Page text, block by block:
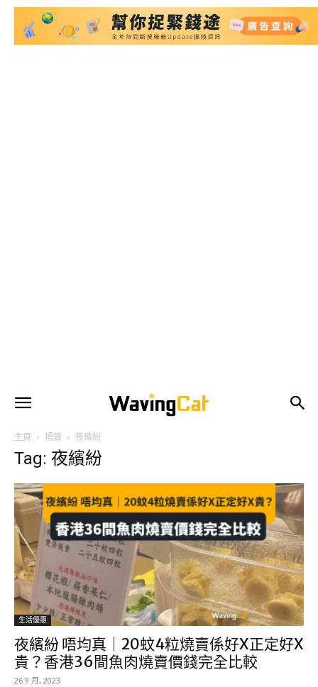
主頁 標籤 夜繽紛
Tag: 夜繽紛
生活優惠
夜繽紛 唔均真｜20蚊4粒燒賣係好X正定好X
貴？香港36間魚肉燒賣價錢完全比較
26 9 月, 2023